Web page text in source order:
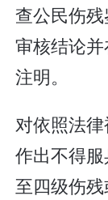
查公民伤
审核结论
注明。
对依照法
作出不得
至四级伤